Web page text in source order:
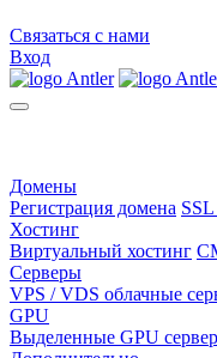
Связаться с нами
Вход
Домены
Регистрация домена
Хостинг
Виртуальный хостинг
Серверы
VPS / VDS облачные
GPU
Выделенные GPU